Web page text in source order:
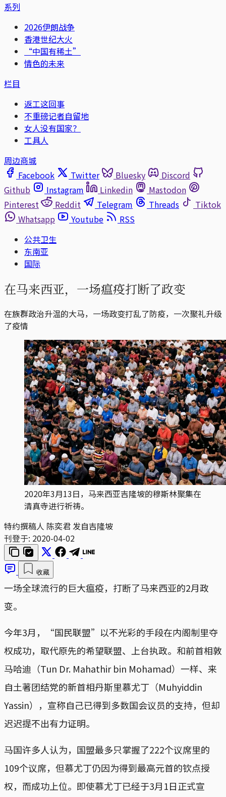
系列
2026伊朗战争
香港世纪大火
“中国有稀土”
情色的未来
栏目
返工这回事
不重磅记者自留地
女人没有国家？
工具人
周边商城
Facebook
Twitter Bluesky
Discord
Github
Instagram Linkedin
Mastodon
Pinterest
Reddit Telegram Threads
Tiktok
Whatsapp
Youtube
RSS
公共卫生
东南亚
国际
在马来西亚，一场瘟疫打断了政变
在族群政治升温的大马，一场政变打乱了防疫，一次聚礼升级
了疫情
2020年3月13日，马来西亚吉隆坡的穆斯林聚集在
清真寺进行祈祷。
特约撰稿人 陈奕君 发自吉隆坡
刊登于: 2020-04-02
收藏
一场全球流行的巨大瘟疫，打断了马来西亚的2月政
变。
今年3月，“国民联盟”以不光彩的手段在内阁制里夺
权成功，取代原先的希望联盟、上台执政。和前首相敦
马哈迪（Tun Dr. Mahathir bin Mohamad）一样、来
自土著团结党的新首相丹斯里慕尤丁（Muhyiddin
Yassin），宣称自己已得到多数国会议员的支持，但却
迟迟提不出有力证明。
马国许多人认为，国盟最多只掌握了222个议席里的
109个议席，但慕尤丁仍因为得到最高元首的钦点授
权，而成功上位。即使慕尤丁已经于3月1日正式宣